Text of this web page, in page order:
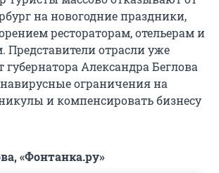
на новогодние праздники,
рестораторам, отельерам и
Представители отрасли уже
губернатора Александра Беглова
ограничения на
и компенсировать бизнесу
«Фонтанка.ру»